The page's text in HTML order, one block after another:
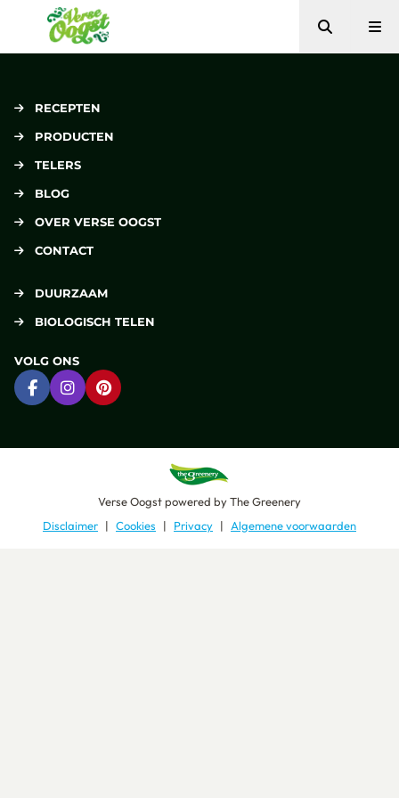
Verse Oogst
Zoeken
RECEPTEN
PRODUCTEN
TELERS
BLOG
OVER VERSE OOGST
CONTACT
DUURZAAM
BIOLOGISCH TELEN
VOLG ONS
Ga naar Facebook
Ga naar Instagram
Ga naar Pinterest
Verse Oogstpowered byThe Greenery
Disclaimer
Cookies Privacy Algemene voorwaarden